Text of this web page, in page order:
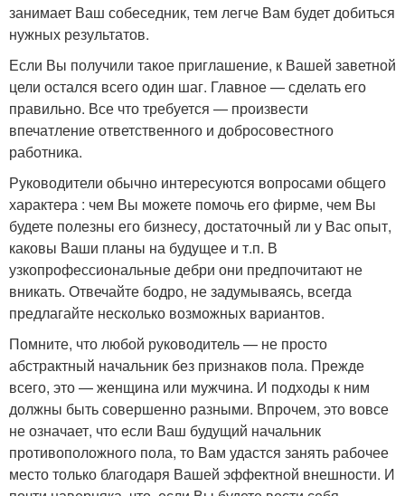
занимает Ваш собеседник, тем легче Вам будет добиться
нужных результатов.
Если Вы получили такое приглашение, к Вашей заветной
цели остался всего один шаг. Главное — сделать его
правильно. Все что требуется — произвести
впечатление ответственного и добросовестного
работника.
Руководители обычно интересуются вопросами общего
характера : чем Вы можете помочь его фирме, чем Вы
будете полезны его бизнесу, достаточный ли у Вас опыт,
каковы Ваши планы на будущее и т.п. В
узкопрофессиональные дебри они предпочитают не
вникать. Отвечайте бодро, не задумываясь, всегда
предлагайте несколько возможных вариантов.
Помните, что любой руководитель — не просто
абстрактный начальник без признаков пола. Прежде
всего, это — женщина или мужчина. И подходы к ним
должны быть совершенно разными. Впрочем, это вовсе
не означает, что если Ваш будущий начальник
противоположного пола, то Вам удастся занять рабочее
место только благодаря Вашей эффектной внешности. И